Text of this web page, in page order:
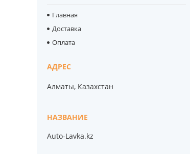
Главная
Доставка
Оплата
Алматы, Казахстан
Auto-Lavka.kz